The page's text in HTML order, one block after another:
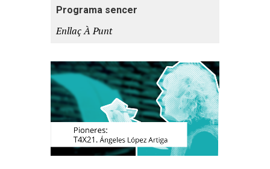
Programa sencer
Enllaç À Punt